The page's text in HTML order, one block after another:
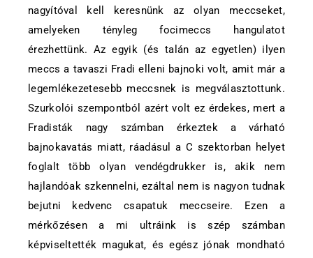
nagyítóval kell keresnünk az olyan meccseket,
amelyeken tényleg focimeccs hangulatot
érezhettünk. Az egyik (és talán az egyetlen) ilyen
meccs a tavaszi Fradi elleni bajnoki volt, amit már a
legemlékezetesebb meccsnek is megválasztottunk.
Szurkolói szempontból azért volt ez érdekes, mert a
Fradisták nagy számban érkeztek a várható
bajnokavatás miatt, ráadásul a C szektorban helyet
foglalt több olyan vendégdrukker is, akik nem
hajlandóak szkennelni, ezáltal nem is nagyon tudnak
bejutni kedvenc csapatuk meccseire. Ezen a
mérkőzésen a mi ultráink is szép számban
képviseltették magukat, és egész jónak mondható